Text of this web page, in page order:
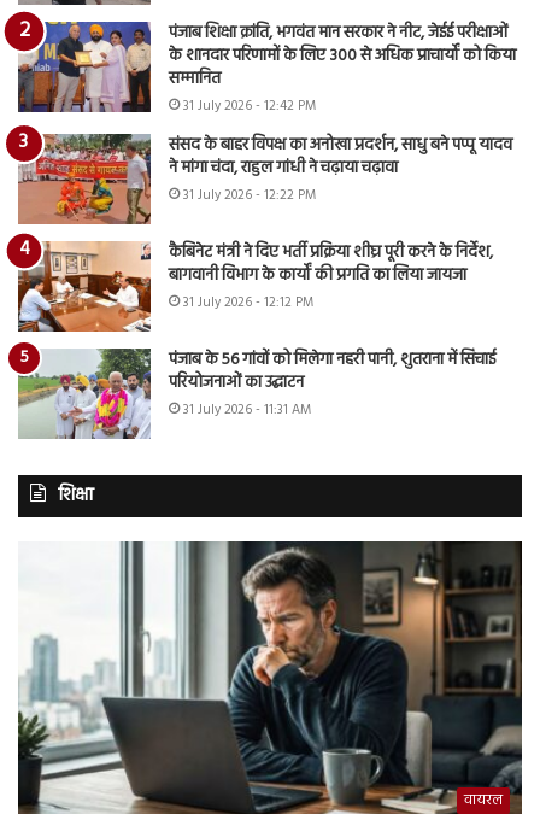
पंजाब शिक्षा क्रांति, भगवंत मान सरकार ने नीट, जेईई परीक्षाओं
के शानदार परिणामों के लिए 300 से अधिक प्राचार्यों को किया
सम्मानित
31 July 2026 - 12:42 PM
संसद के बाहर विपक्ष का अनोखा प्रदर्शन, साधु बने पप्पू यादव
ने मांगा चंदा, राहुल गांधी ने चढ़ाया चढ़ावा
31 July 2026 - 12:22 PM
कैबिनेट मंत्री ने दिए भर्ती प्रक्रिया शीघ्र पूरी करने के निर्देश,
बागवानी विभाग के कार्यों की प्रगति का लिया जायजा
31 July 2026 - 12:12 PM
पंजाब के 56 गांवों को मिलेगा नहरी पानी, शुतराना में सिंचाई
परियोजनाओं का उद्घाटन
31 July 2026 - 11:31 AM
शिक्षा
वायरल